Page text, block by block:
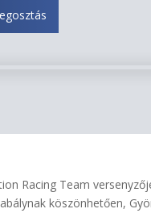
Racing Team
köszönhetően,